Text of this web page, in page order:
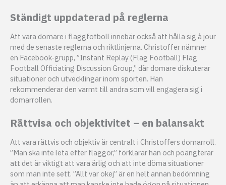
Ständigt uppdaterad på reglerna
Att vara domare i flaggfotboll innebär också att hålla sig à jour
med de senaste reglerna och riktlinjerna. Christoffer nämner
en Facebook-grupp, ”Instant Replay (Flag Football) Flag
Football Officiating Discussion Group,” där domare diskuterar
situationer och utvecklingar inom sporten. Han
rekommenderar den varmt till andra som vill engagera sig i
domarrollen.
Rättvisa och objektivitet – en balansakt
Att vara rättvis och objektiv är centralt i Christoffers domarroll.
”Man ska inte leta efter flaggor,” förklarar han och poängterar
att det är viktigt att vara ärlig och att inte döma situationer
som man inte sett. ”Allt var okej” är en helt annan bedömning